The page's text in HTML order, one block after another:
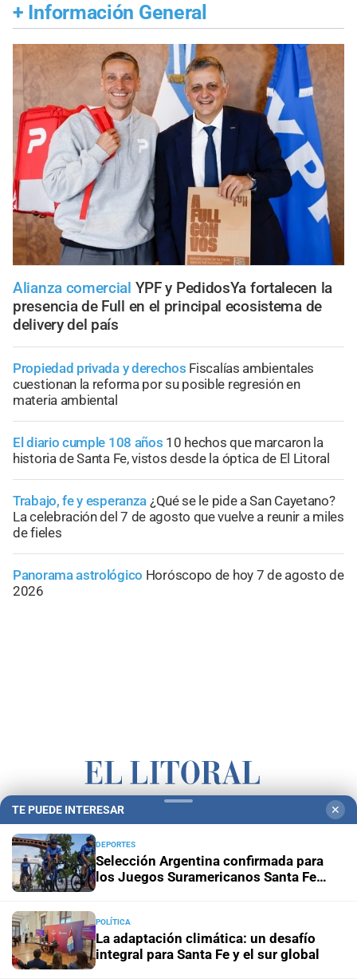
+ Información General
Alianza comercial YPF y PedidosYa fortalecen la
presencia de Full en el principal ecosistema de
delivery del país
Propiedad privada y derechos Fiscalías ambientales
cuestionan la reforma por su posible regresión en
materia ambiental
El diario cumple 108 años 10 hechos que marcaron la
historia de Santa Fe, vistos desde la óptica de El Litoral
Trabajo, fe y esperanza ¿Qué se le pide a San Cayetano?
La celebración del 7 de agosto que vuelve a reunir a miles
de fieles
Panorama astrológico Horóscopo de hoy 7 de agosto de
2026
Campolitoral Revista Nosotros Clasificados CYD Litoral
Podcasts Mirador Provincial
Notife Educacion SF
TE PUEDE INTERESAR ✕
DEPORTES
Selección Argentina confirmada para
los Juegos Suramericanos Santa Fe
POLÍTICA
La adaptación climática: un desafío
integral para Santa Fe y el sur global